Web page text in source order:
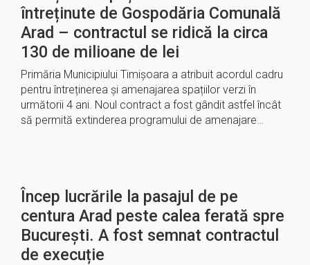
întreținute de Gospodăria Comunală
Arad – contractul se ridică la circa
130 de milioane de lei
Primăria Municipiului Timișoara a atribuit acordul cadru
pentru întreținerea și amenajarea spațiilor verzi în
următorii 4 ani. Noul contract a fost gândit astfel încât
să permită extinderea programului de amenajare…
Încep lucrările la pasajul de pe
centura Arad peste calea ferată spre
București. A fost semnat contractul
de execuție